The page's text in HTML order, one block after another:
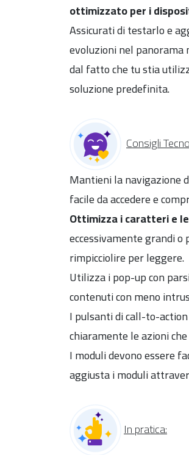
ottimizzato per i
Assicurati di testarlo e
evoluzioni nel
dal fatto che tu stia
soluzione predefinita.
Consigli
Mantieni la navigazione
facile da accedere e
Ottimizza i caratteri e
eccessivamente grandi
rimpicciolire per leggere.
Utilizza i pop-up con
contenuti con meno
I pulsanti di call-to-
chiaramente le azioni
I moduli devono essere
aggiusta i moduli
In pratica: